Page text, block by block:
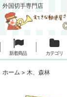
外国切手専門店
新着商品 カテゴリ
ホーム > 木、森林